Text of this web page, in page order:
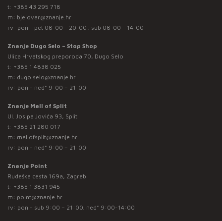
t: +385 43 295 718
m: bjelovar@znanje.hr
rv: pon - pet 08:00 - 20:00 ; sub 08:00 - 14:00
Znanje Dugo Selo – Stop Shop
Ulica Hrvatskog preporoda 70, Dugo Selo
t: +385 1 4838 025
m: dugo.selo@znanje.hr
rv: pon - ned* 9:00 – 21:00
Znanje Mall of Split
Ul. Josipa Jovića 93, Split
t: +385 21 280 017
m: mallofsplit@znanje.hr
rv: pon - ned* 9:00 – 21:00
Znanje Point
Rudeška cesta 169a, Zagreb
t: +385 1 3831 945
m: point@znanje.hr
rv: pon - sub 9:00 – 21:00; ned* 9:00-14:00